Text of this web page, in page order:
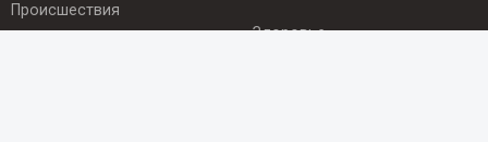
Происшествия
Здоровье